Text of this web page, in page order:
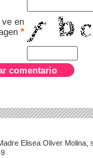
ve en
*
Elisea Oliver